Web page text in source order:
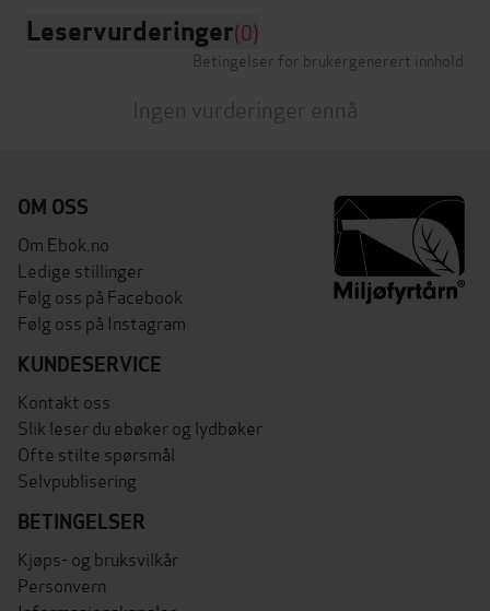
Leservurderinger(0)
Betingelser for brukergenerert innhold
Ingen vurderinger ennå
OM OSS
Om Ebok.no
Ledige stillinger
Følg oss på Facebook
Følg oss på Instagram
KUNDESERVICE
Kontakt oss
Slik leser du ebøker og lydbøker
Ofte stilte spørsmål
Selvpublisering
BETINGELSER
Kjøps- og bruksvilkår
Personvern